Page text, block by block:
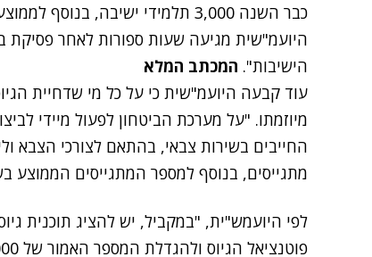
כבר השנה 3,000 תלמידי ישיבה,
היועמ"שית מגיעה שעות ספורות לאחר פסיקת
הישיבות". המכתב המלא
עוד קבעה היועמ"שית כי על כל מי שדחיית
מיוזמתו. "על מערכת הביטחון לפעול מיידי
מתגייסים, בנוסף למספר המתגייסים
לפי היועמש"ית, "במקביל, יש להציג תוכנית